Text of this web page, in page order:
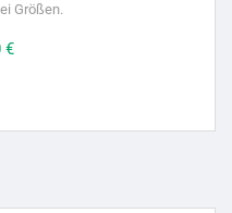
Größen.
€